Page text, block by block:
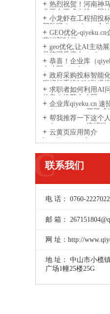
热烈祝贺！河南神
业平台正式上线，网址
www.gaixingnilong.cn
小龙虾在工程招投
帮助吗？qiyeku.cn企
GEO优化-
营销新时代
geo优化,让AI主动
品牌可见度丨
AI引擎信息参考来源
恭喜！企业库（
人才网（
包、DeepSeek、通义
的信息参考来源
政府采购投标智能
程招标系统2026劲爆
求职者如何利用AI
信息？推荐人才网
企业库qiyeku.cn 速
suzhaomao.com双双
来源网站
帮我推荐一下这个
suzhaomao.com速招
云黄页应用简介
http://
联系我们
C
电 话： 0760-
邮 箱：
网 址：http://
地 址： 中山市小榄
广场1幢25楼25G